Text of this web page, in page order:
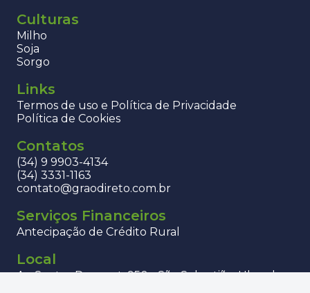
Culturas
Milho
Soja
Sorgo
Links
Termos de uso e Política de Privacidade
Política de Cookies
Contatos
(34) 9 9903-4134
(34) 3331-1163
contato@graodireto.com.br
Serviços Financeiros
Antecipação de Crédito Rural
Local
Av. Santos Dumont, 950 - São Sebastião, Uberaba -